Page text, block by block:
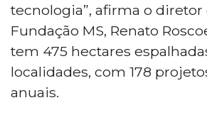
tecnologia”, afirma o diretor
Fundação MS, Renato
tem 475 hectares
localidades, com 178
anuais.